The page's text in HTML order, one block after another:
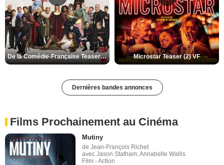
De la Comédie-Française Teaser (3) VF Microstar Teaser (2) VF
Dernières bandes annonces
Films Prochainement au Cinéma
Mutiny
de Jean-François Richet
avec Jason Statham, Annabelle Wallis
Film - Action